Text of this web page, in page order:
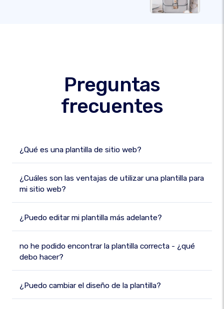
Preguntas
frecuentes
¿Qué es una plantilla de sitio web?
¿Cuáles son las ventajas de utilizar una plantilla para
mi sitio web?
¿Puedo editar mi plantilla más adelante?
no he podido encontrar la plantilla correcta - ¿qué
debo hacer?
¿Puedo cambiar el diseño de la plantilla?